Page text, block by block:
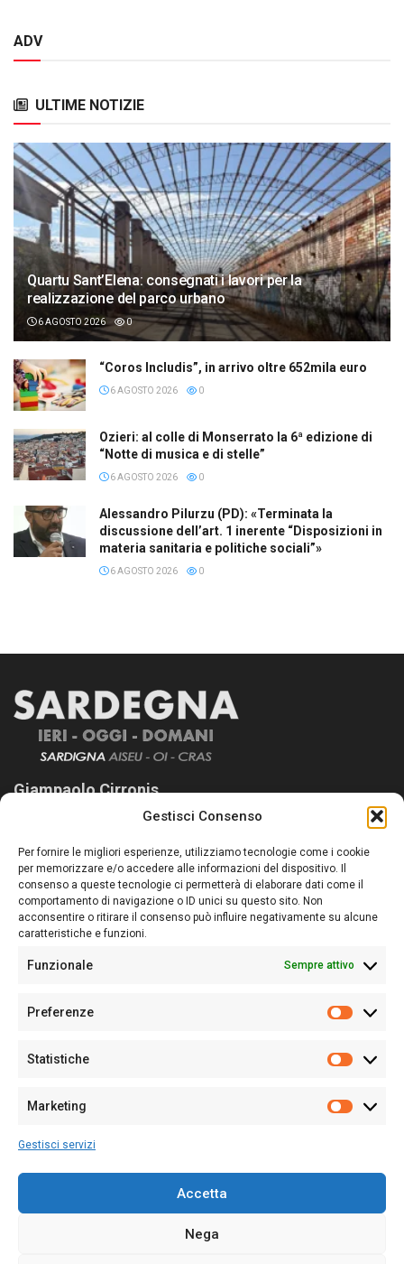
Gestisci Consenso
Per fornire le migliori esperienze, utilizziamo tecnologie come i cookie
per memorizzare e/o accedere alle informazioni del dispositivo. Il
consenso a queste tecnologie ci permetterà di elaborare dati come il
comportamento di navigazione o ID unici su questo sito. Non
acconsentire o ritirare il consenso può influire negativamente su alcune
caratteristiche e funzioni.
Funzionale Sempre attivo
Preferenze
Statistiche
Marketing
Gestisci servizi
Accetta
Nega
ADV
ULTIME NOTIZIE
Quartu Sant’Elena: consegnati i lavori per la
realizzazione del parco urbano
6 AGOSTO 2026 0
“Coros Includis”, in arrivo oltre 652mila euro
6 AGOSTO 2026 0
Ozieri: al colle di Monserrato la 6ª edizione di
“Notte di musica e di stelle”
6 AGOSTO 2026 0
Alessandro Pilurzu (PD): «Terminata la
discussione dell’art. 1 inerente “Disposizioni in
materia sanitaria e politiche sociali”»
6 AGOSTO 2026 0
Giampaolo Cirronis
Sardegna Ieri-Oggi-Domani nasce per informare “liberamente” i
lettori su quanto accade in Sardegna, con un occhio rivolto al
nostro passato e, soprattutto, al nostro futuro
Follow Us
Sede:Via Cristoforo Colombo 09013 Carbonia
Partita IVA02270380922
128/2020 del 10/02/2020
Per la Pubblicità: